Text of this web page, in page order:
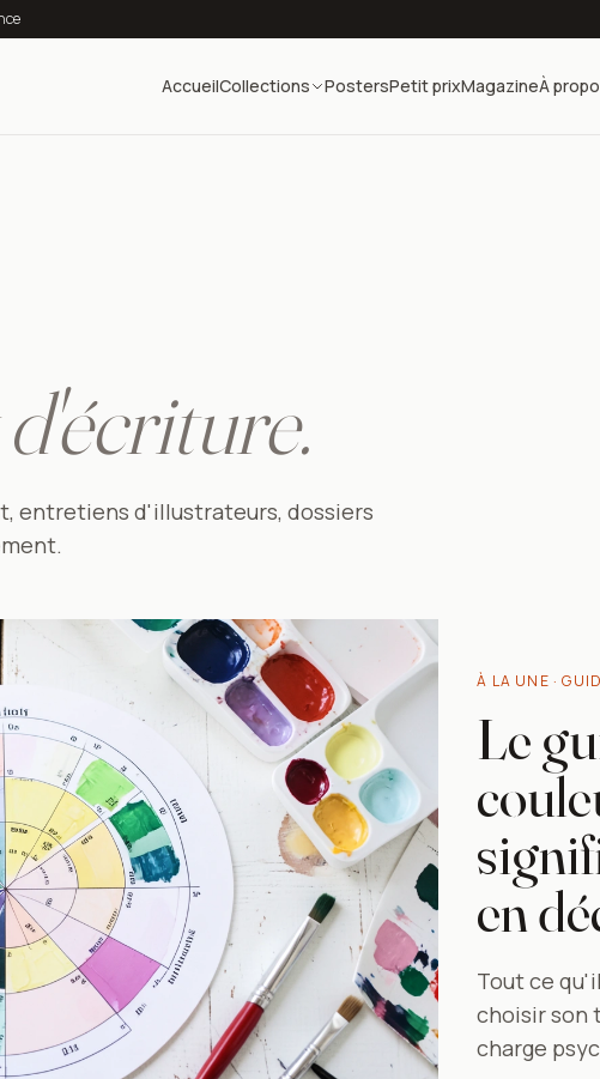
AccueilCollections PostersPetit prixMagazineÀ
entretiens d'illustrateurs, dossiers
À LA UNE ·
Le
en
Tout ce
choisir son
charge